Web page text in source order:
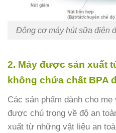
Động cơ máy hút sữa điện
2. Máy được sản xuất
không chứa chất BPA
Các sản phẩm dành cho
được chú trọng về độ an
xuất từ những vật liệu an